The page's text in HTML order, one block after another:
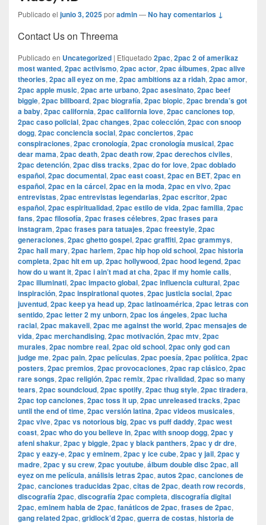
Publicado el junio 3, 2025poradmin—No hay comentarios ↓
Contact Us on Threema
Publicado en Uncategorized | Etiquetado 2pac, 2pac 2 of amerikaz
most wanted, 2pac activismo, 2pac actor, 2pac álbumes, 2pac alive
theories, 2pac all eyez on me, 2pac ambitions az a ridah, 2pac amor,
2pac apple music, 2pac arte urbano, 2pac asesinato, 2pac beef
biggie, 2pac billboard, 2pac biografía, 2pac biopic, 2pac brenda’s got
a baby, 2pac california, 2pac california love, 2pac canciones top,
2pac caso policial, 2pac changes, 2pac colección, 2pac con snoop
dogg, 2pac conciencia social, 2pac conciertos, 2pac
conspiraciones, 2pac cronología, 2pac cronología musical, 2pac
dear mama, 2pac death, 2pac death row, 2pac derechos civiles,
2pac detención, 2pac diss tracks, 2pac do for love, 2pac doblado
español, 2pac documental, 2pac east coast, 2pac en BET, 2pac en
español, 2pac en la cárcel, 2pac en la moda, 2pac en vivo, 2pac
entrevistas, 2pac entrevistas legendarias, 2pac escritor, 2pac
español, 2pac espiritualidad, 2pac estilo de vida, 2pac familia, 2pac
fans, 2pac filosofía, 2pac frases célebres, 2pac frases para
instagram, 2pac frases para tatuajes, 2pac freestyle, 2pac
generaciones, 2pac ghetto gospel, 2pac graffiti, 2pac grammys,
2pac hail mary, 2pac harlem, 2pac hip hop old school, 2pac historia
completa, 2pac hit em up, 2pac hollywood, 2pac hood legend, 2pac
how do u want it, 2pac i ain’t mad at cha, 2pac if my homie calls,
2pac illuminati, 2pac impacto global, 2pac influencia cultural, 2pac
inspiración, 2pac inspirational quotes, 2pac justicia social, 2pac
juventud, 2pac keep ya head up, 2pac latinoamérica, 2pac letras con
sentido, 2pac letter 2 my unborn, 2pac los ángeles, 2pac lucha
racial, 2pac makaveli, 2pac me against the world, 2pac mensajes de
vida, 2pac merchandising, 2pac motivación, 2pac mtv, 2pac
murales, 2pac nombre real, 2pac old school, 2pac only god can
judge me, 2pac pain, 2pac películas, 2pac poesía, 2pac política, 2pac
posters, 2pac premios, 2pac provocaciones, 2pac rap clásico, 2pac
rare songs, 2pac religión, 2pac remix, 2pac rivalidad, 2pac so many
tears, 2pac soundcloud, 2pac spotify, 2pac thug style, 2pac tiradera,
2pac top canciones, 2pac toss it up, 2pac unreleased tracks, 2pac
until the end of time, 2pac versión latina, 2pac videos musicales,
2pac vive, 2pac vs notorious big, 2pac vs puff daddy, 2pac west
coast, 2pac who do you believe in, 2pac with snoop dogg, 2pac y
afeni shakur, 2pac y biggie, 2pac y black panthers, 2pac y dr dre,
2pac y eazy-e, 2pac y eminem, 2pac y ice cube, 2pac y jail, 2pac y
madre, 2pac y su crew, 2pac youtube, álbum double disc 2pac, all
eyez on me película, análisis letras 2pac, autos 2pac, canciones de
2pac, canciones traducidas 2pac, citas de 2pac, death row records,
discografía 2pac, discografía 2pac completa, discografía digital
2pac, eminem habla de 2pac, fanáticos de 2pac, frases de 2pac,
gang related 2pac, gridlock’d 2pac, guerra de costas, historia de